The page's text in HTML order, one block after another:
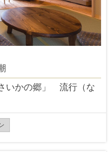
いかの郷」 流行（な